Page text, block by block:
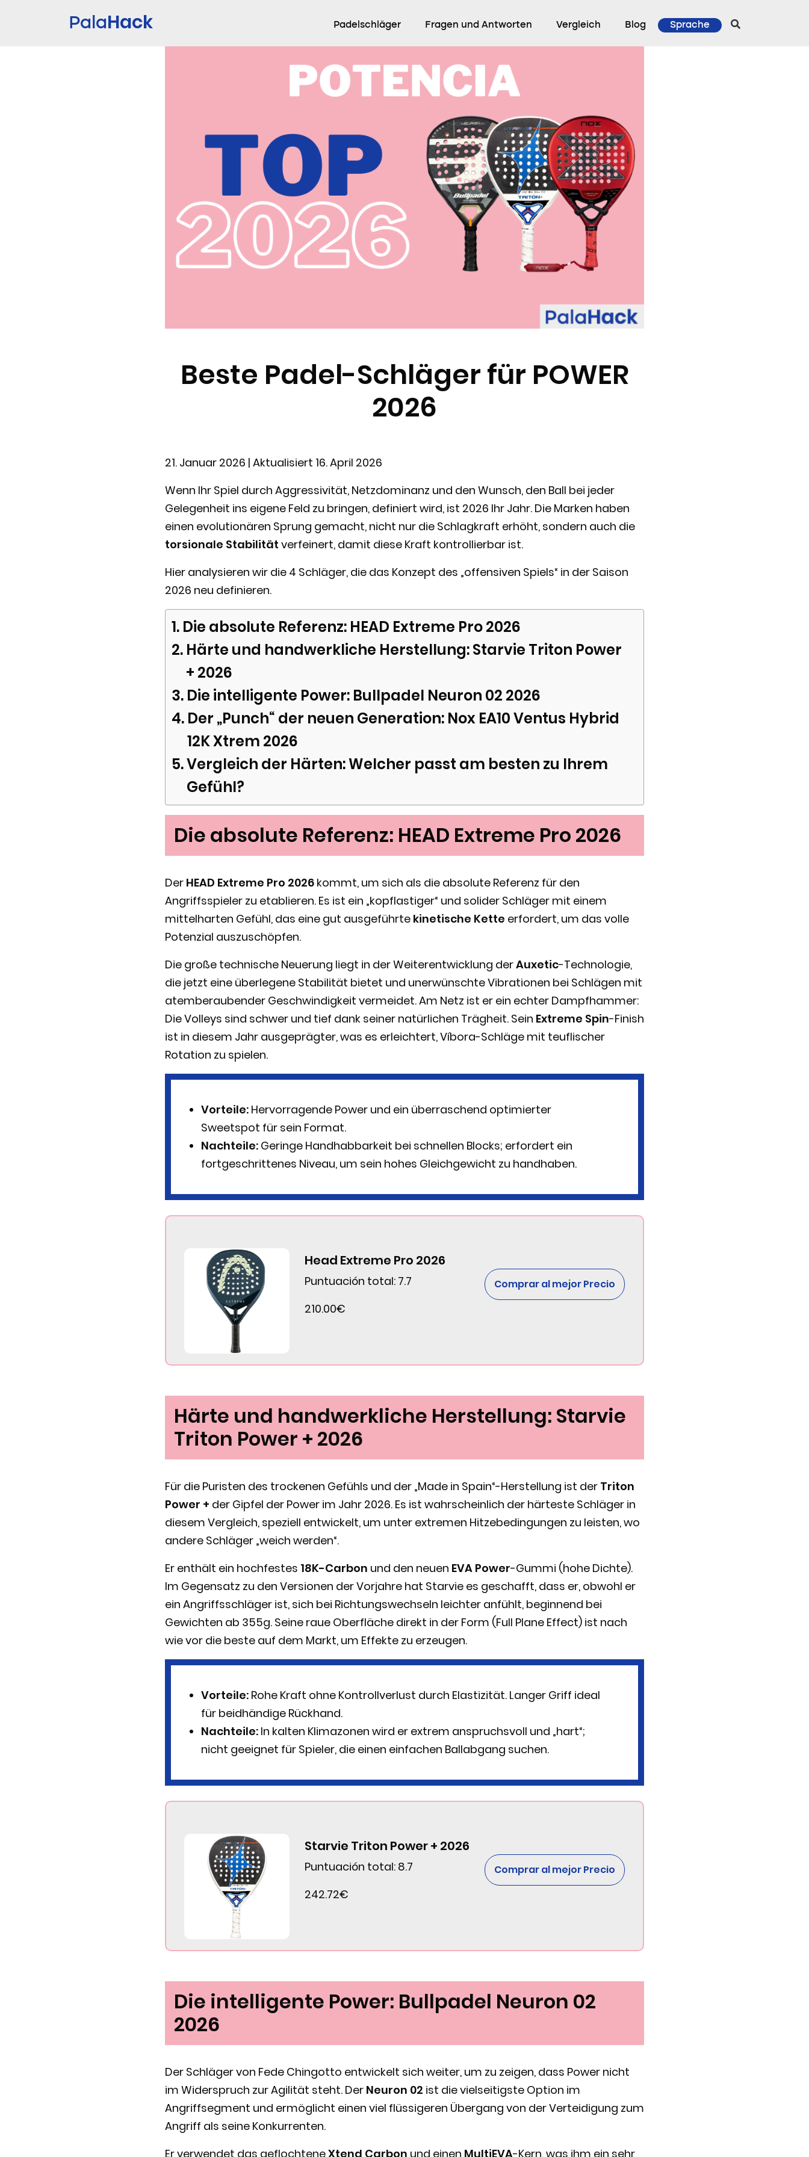
PalaHack Padelschläger Fragen und Antworten Vergleich Blog Sprache
Beste Padel-Schläger für POWER
2026
21. Januar 2026 | Aktualisiert 16. April 2026
Wenn Ihr Spiel durch Aggressivität, Netzdominanz und den Wunsch, den Ball bei jeder
Gelegenheit ins eigene Feld zu bringen, definiert wird, ist 2026 Ihr Jahr. Die Marken haben
einen evolutionären Sprung gemacht, nicht nur die Schlagkraft erhöht, sondern auch die
torsionale Stabilität verfeinert, damit diese Kraft kontrollierbar ist.
Hier analysieren wir die 4 Schläger, die das Konzept des „offensiven Spiels“ in der Saison
2026 neu definieren.
Die absolute Referenz: HEAD Extreme Pro 2026
Härte und handwerkliche Herstellung: Starvie Triton Power
+ 2026
Die intelligente Power: Bullpadel Neuron 02 2026
Der „Punch“ der neuen Generation: Nox EA10 Ventus Hybrid
12K Xtrem 2026
Vergleich der Härten: Welcher passt am besten zu Ihrem
Gefühl?
Die absolute Referenz: HEAD Extreme Pro 2026
Der HEAD Extreme Pro 2026 kommt, um sich als die absolute Referenz für den
Angriffsspieler zu etablieren. Es ist ein „kopflastiger“ und solider Schläger mit einem
mittelharten Gefühl, das eine gut ausgeführte kinetische Kette erfordert, um das volle
Potenzial auszuschöpfen.
Die große technische Neuerung liegt in der Weiterentwicklung derAuxetic-Technologie,
die jetzt eine überlegene Stabilität bietet und unerwünschte Vibrationen bei Schlägen mit
atemberaubender Geschwindigkeit vermeidet. Am Netz ist er ein echter Dampfhammer:
Die Volleys sind schwer und tief dank seiner natürlichen Trägheit. Sein Extreme Spin-Finish
ist in diesem Jahr ausgeprägter, was es erleichtert, Víbora-Schläge mit teuflischer
Rotation zu spielen.
Vorteile: Hervorragende Power und ein überraschend optimierter
Sweetspot für sein Format.
Nachteile: Geringe Handhabbarkeit bei schnellen Blocks; erfordert ein
fortgeschrittenes Niveau, um sein hohes Gleichgewicht zu handhaben.
Head Extreme Pro 2026
Puntuación total: 7.7
210.00€
Comprar al mejor Precio
Härte und handwerkliche Herstellung: Starvie
Triton Power + 2026
Für die Puristen des trockenen Gefühls und der „Made in Spain“-Herstellung ist der Triton
Power + der Gipfel der Power im Jahr 2026. Es ist wahrscheinlich der härteste Schläger in
diesem Vergleich, speziell entwickelt, um unter extremen Hitzebedingungen zu leisten, wo
andere Schläger „weich werden“.
Er enthält ein hochfestes 18K-Carbon und den neuen EVA Power-Gummi (hohe Dichte).
Im Gegensatz zu den Versionen der Vorjahre hat Starvie es geschafft, dass er, obwohl er
ein Angriffsschläger ist, sich bei Richtungswechseln leichter anfühlt, beginnend bei
Gewichten ab 355g. Seine raue Oberfläche direkt in der Form (Full Plane Effect) ist nach
wie vor die beste auf dem Markt, um Effekte zu erzeugen.
Vorteile: Rohe Kraft ohne Kontrollverlust durch Elastizität. Langer Griff ideal
für beidhändige Rückhand.
Nachteile: In kalten Klimazonen wird er extrem anspruchsvoll und „hart“;
nicht geeignet für Spieler, die einen einfachen Ballabgang suchen.
Starvie Triton Power + 2026
Puntuación total: 8.7
242.72€
Comprar al mejor Precio
Die intelligente Power: Bullpadel Neuron 02
2026
Der Schläger von Fede Chingotto entwickelt sich weiter, um zu zeigen, dass Power nicht
im Widerspruch zur Agilität steht. Der Neuron 02 ist die vielseitigste Option im
Angriffsegment und ermöglicht einen viel flüssigeren Übergang von der Verteidigung zum
Angriff als seine Konkurrenten.
Er verwendet das geflochteneXtend Carbon und einen MultiEVA-Kern, was ihm ein sehr